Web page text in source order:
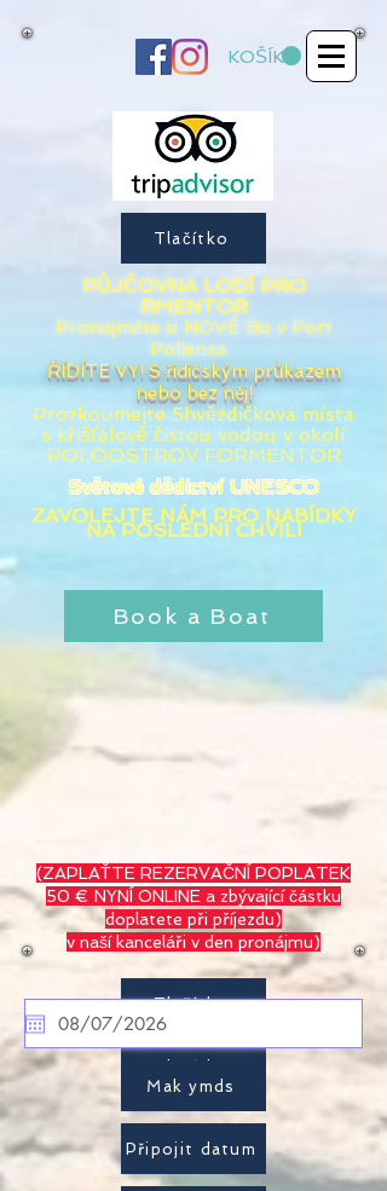
KOŠÍK
Tlačítko
PŮJČOVNA LODÍ PRO
RMENTOR
Pronajměte si NOVÉ Bo v Port
Pollensa
ŘÍDÍTE VY! S řidičským průkazem
nebo bez něj!
Prozkoumejte 5hvězdičková místa
s křišťálově čistou vodou v okolí
POLOOSTROV FORMENTOR
Světové dědictví UNESCO
ZAVOLEJTE NÁM PRO NABÍDKY
NA POSLEDNÍ CHVÍLI
Book a Boat
(ZAPLAŤTE REZERVAČNÍ POPLATEK
50 € NYNÍ ONLINE a zbývající částku
doplatete při příjezdu)
v naší kanceláři v den pronájmu)
Tlačítko
Tlačítko
Mak ymds
Připojit datum